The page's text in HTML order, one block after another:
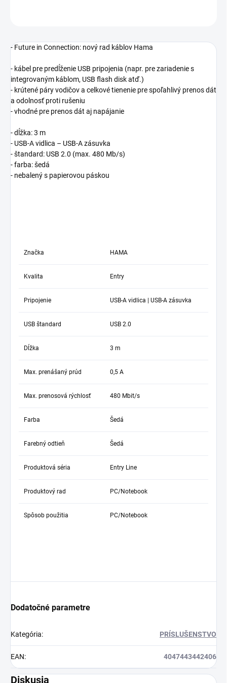
- Future in Connection: nový rad káblov Hama
- kábel pre predĺženie USB pripojenia (napr. pre zariadenie s
integrovaným káblom, USB flash disk atď.)
- krútené páry vodičov a celkové tienenie pre spoľahlivý prenos dát
a odolnosť proti rušeniu
- vhodné pre prenos dát aj napájanie
- dĺžka: 3 m
- USB-A vidlica – USB-A zásuvka
- štandard: USB 2.0 (max. 480 Mb/s)
- farba: šedá
- nebalený s papierovou páskou
Značka HAMA
Kvalita Entry
Pripojenie USB-A vidlica | USB-A zásuvka
USB štandard USB 2.0
Dĺžka 3 m
Max. prenášaný prúd 0,5 A
Max. prenosová rýchlosť 480 Mbit/s
Farba Šedá
Farebný odtieň Šedá
Produktová séria Entry Line
Produktový rad PC/Notebook
Spôsob použitia PC/Notebook
Dodatočné parametre
Kategória: PRÍSLUŠENSTVO
EAN: 4047443442406
Diskusia